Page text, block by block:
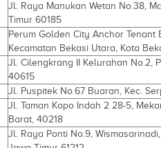
Jl. Raya Manukan Wetan No.38,
Timur 60185
Perum Golden City Anchor
Kecamatan Bekasi Utara, Kota
Jl. Cilengkrang II Kelurahan No.2,
40615
Jl. Puspitek No.67 Buaran, Kec.
Jl. Taman Kopo Indah 2 28-5,
Barat, 40218
Jl. Raya Ponti No.9,